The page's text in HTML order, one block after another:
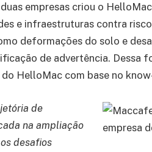
empresas criou o
e infraestruturas contra
deformações do solo e
de advertência. Dessa
HelloMac com base no
de
na ampliação
desafios